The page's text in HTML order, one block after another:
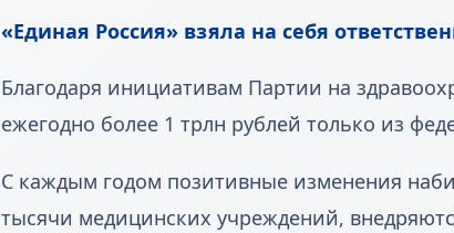
«Единая Россия» взяла на себя
Благодаря инициативам Партии на
ежегодно более 1 трлн рублей только из
С каждым годом позитивные изменения
тысячи медицинских учреждений,